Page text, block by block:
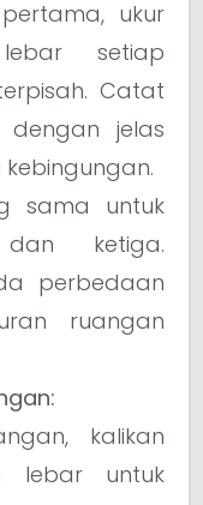
ukur
setiap
Catat
dengan jelas
sama untuk
ketiga.
perbedaan
ruangan
kalikan
lebar untuk